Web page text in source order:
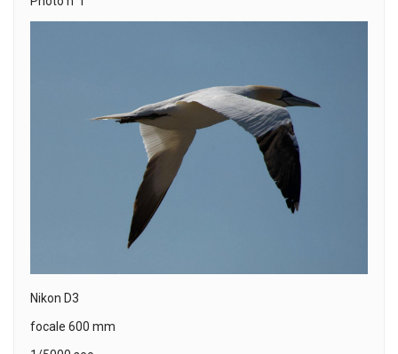
Nikon D3
focale 600 mm